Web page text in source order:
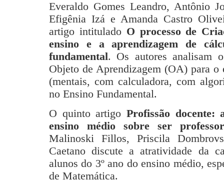
Everaldo Gomes Leandro, Antônio
Efigênia Izá e Amanda Castro
artigo intitulado O processo de
ensino e a aprendizagem de
fundamental. Os autores analisam
Objeto de Aprendizagem (OA) para
(mentais, com calculadora, com
no Ensino Fundamental.
O quinto artigoProfissão docente:
ensino médio sobre ser
Malinoski Fillos, Priscila
Caetano discute a atratividade da
alunos do 3º ano do ensino médio,
de Matemática.